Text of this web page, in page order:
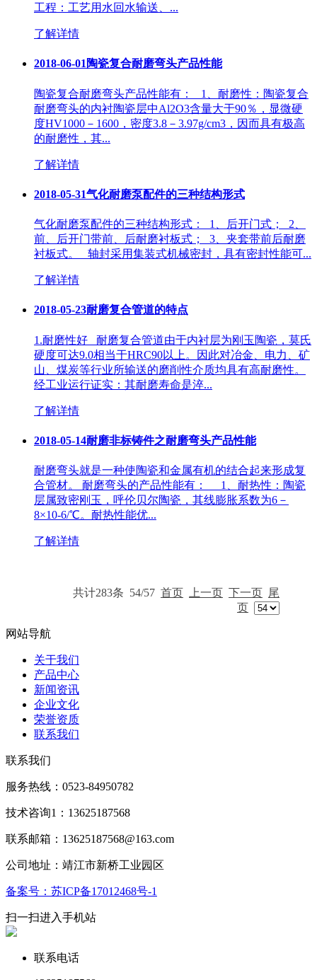
工程：工艺用水回水输送、...
了解详情
2018-06-01 陶瓷复合耐磨弯头产品性能
陶瓷复合耐磨弯头产品性能有： 1、耐磨性：陶瓷复合
耐磨弯头的内衬陶瓷层中Al2O3含量大于90％，显微硬
度HV1000－1600，密度3.8－3.97g/cm3，因而具有极高
的耐磨性，其...
了解详情
2018-05-31气化耐磨泵配件的三种结构形式
气化耐磨泵配件的三种结构形式： 1、后开门式； 2、
前、后开门带前、后耐磨衬板式； 3、夹套带前后耐磨
衬板式。 轴封采用集装式机械密封，具有密封性能可...
了解详情
2018-05-23耐磨复合管道的特点
1.耐磨性好 耐磨复合管道由于内衬层为刚玉陶瓷，莫氏
硬度可达9.0相当于HRC90以上。因此对冶金、电力、矿
山、煤炭等行业所输送的磨削性介质均具有高耐磨性。
经工业运行证实：其耐磨寿命是淬...
了解详情
2018-05-14耐磨非标铸件之耐磨弯头产品性能
耐磨弯头就是一种使陶瓷和金属有机的结合起来形成复
合管材。 耐磨弯头的产品性能有： 1、耐热性：陶瓷
层属致密刚玉，呼伦贝尔陶瓷，其线膨胀系数为6－
8×10-6/℃。耐热性能优...
了解详情
共计283条 54/57 首页 上一页 下一页 尾
页
网站导航
关于我们
产品中心
新闻资讯
企业文化
荣誉资质
联系我们
联系我们
服务热线：0523-84950782
技术咨询1：13625187568
联系邮箱：13625187568@163.com
公司地址：靖江市新桥工业园区
备案号：苏ICP备17012468号-1
扫一扫进入手机站
联系电话